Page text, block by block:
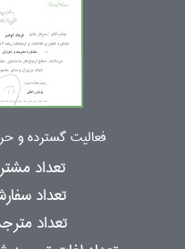
فعالیت گسترده و
تعداد
تعداد
تعداد